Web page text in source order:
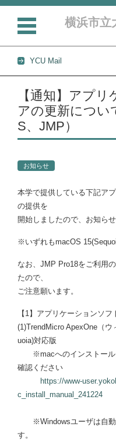
横浜市立
YCU Mail
コンテンツに移動
【通知】アプ
アの更新につい
S、JMP）
お知らせ
本学で提供している下記ア
の提供を
開始しましたので、お知らせ
※いずれもmacOS
なお、JMP Pro18をご利用
たので、
ご注意願います。
【1】アプリケーションソ
(1)TrendMicro ApexOne（
uoia)対応版
※macへのインストール
確認ください
https://www-
c_install_manual_241224
※Windowsユーザは自動
す。